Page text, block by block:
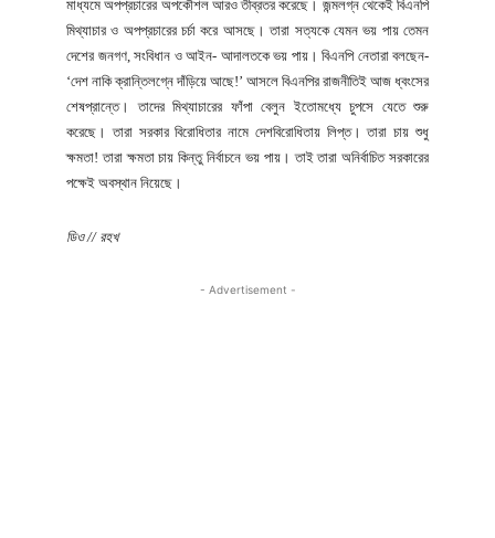
মাধ্যমে অপপ্রচারের অপকৌশল আরও তীব্রতর করেছে। জন্মলগ্ন থেকেই বিএনপি
মিথ্যাচার ও অপপ্রচারের চর্চা করে আসছে। তারা সত্যকে যেমন ভয় পায় তেমন
দেশের জনগণ, সংবিধান ও আইন- আদালতকে ভয় পায়। বিএনপি নেতারা বলছেন-
‘দেশ নাকি ক্রান্তিলগ্নে দাঁড়িয়ে আছে!’ আসলে বিএনপির রাজনীতিই আজ ধ্বংসের
শেষপ্রান্তে। তাদের মিথ্যাচারের ফাঁপা বেলুন ইতোমধ্যে চুপসে যেতে শুরু
করেছে। তারা সরকার বিরোধিতার নামে দেশবিরোধিতায় লিপ্ত। তারা চায় শুধু
ক্ষমতা! তারা ক্ষমতা চায় কিন্তু নির্বাচনে ভয় পায়। তাই তারা অনির্বাচিত সরকারের
পক্ষেই অবস্থান নিয়েছে।
ডিও // রহখ
- Advertisement -